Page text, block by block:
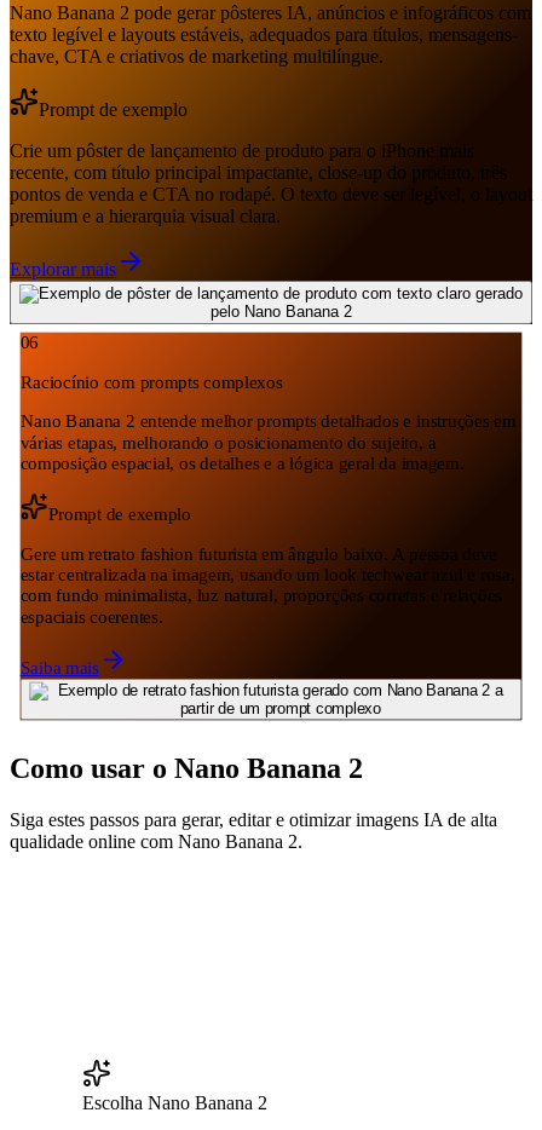
Nano Banana 2 pode gerar pôsteres IA, anúncios e infográficos com
texto legível e layouts estáveis, adequados para títulos, mensagens-
chave, CTA e criativos de marketing multilíngue.
Prompt de exemplo
Crie um pôster de lançamento de produto para o iPhone mais
recente, com título principal impactante, close-up do produto, três
pontos de venda e CTA no rodapé. O texto deve ser legível, o layout
premium e a hierarquia visual clara.
Explorar mais
06
Raciocínio com prompts complexos
Nano Banana 2 entende melhor prompts detalhados e instruções em
várias etapas, melhorando o posicionamento do sujeito, a
composição espacial, os detalhes e a lógica geral da imagem.
Prompt de exemplo
Gere um retrato fashion futurista em ângulo baixo. A pessoa deve
estar centralizada na imagem, usando um look techwear azul e rosa,
com fundo minimalista, luz natural, proporções corretas e relações
espaciais coerentes.
Saiba mais
Como usar o Nano Banana 2
Siga estes passos para gerar, editar e otimizar imagens IA de alta
qualidade online com Nano Banana 2.
Escolha Nano Banana 2